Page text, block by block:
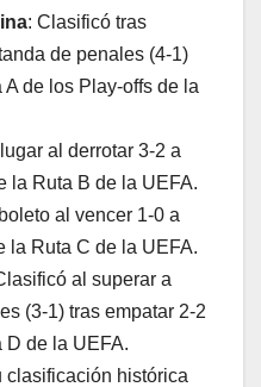
: Clasificó tras
de penales (4-1)
de los Play-offs de la
al derrotar 3-2 a
la Ruta B de la UEFA.
al vencer 1-0 a
la Ruta C de la UEFA.
al superar a
(3-1) tras empatar 2-2
D de la UEFA.
clasificación histórica